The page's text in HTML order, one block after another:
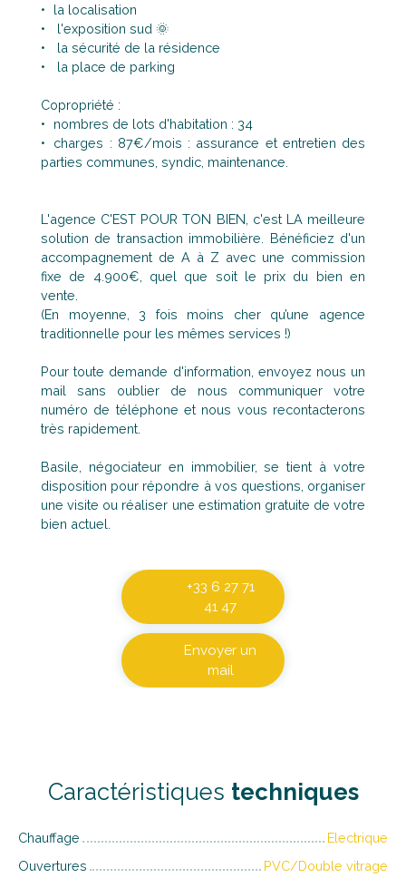
la localisation
l'exposition sud 🌞
la sécurité de la résidence
la place de parking
Copropriété :
nombres de lots d'habitation : 34
charges : 87€/mois : assurance et entretien des
parties communes, syndic, maintenance.
L'agence C'EST POUR TON BIEN, c'est LA meilleure
solution de transaction immobilière. Bénéficiez d'un
accompagnement de A à Z avec une commission
fixe de 4.900€, quel que soit le prix du bien en
vente.
(En moyenne, 3 fois moins cher qu’une agence
traditionnelle pour les mêmes services !)
Pour toute demande d'information, envoyez nous un
mail sans oublier de nous communiquer votre
numéro de téléphone et nous vous recontacterons
très rapidement.
Basile, négociateur en immobilier, se tient à votre
disposition pour répondre à vos questions, organiser
une visite ou réaliser une estimation gratuite de votre
bien actuel.
+33 6 27 71
41 47
Envoyer un
mail
Caractéristiques techniques
Chauffage
Electrique
Ouvertures
PVC/Double vitrage